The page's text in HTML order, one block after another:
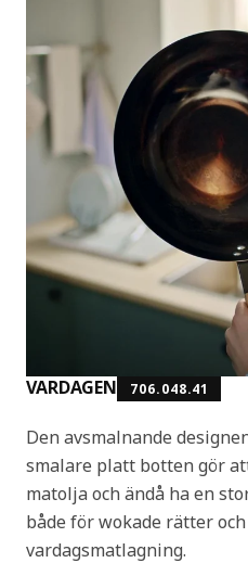
VARDAGEN 706.048.41
Den avsmalnande
smalare platt botten gör
matolja och ändå ha en
både för wokade rätter
vardagsmatlagning.